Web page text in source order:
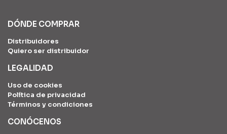
CONÓCENOS
LEGALIDAD
Uso de cookies
Política de privacidad
Términos y condiciones
DÓNDE COMPRAR
Distribuidores
Quiero ser distribuidor